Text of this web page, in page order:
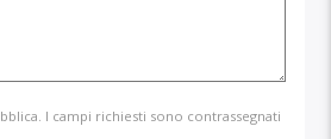
I campi richiesti sono contrassegnati